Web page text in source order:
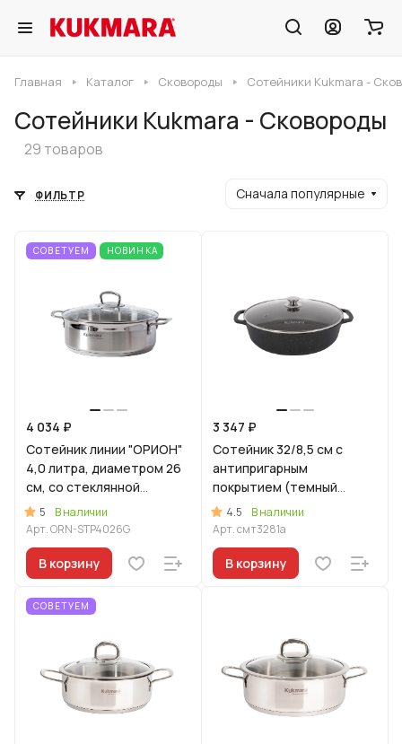
Главная Каталог Сковороды Сотейники Kukmara -
Сотейники Kukmara - Сковороды
29 товаров
ФИЛЬТР Сначала популярные
СОВЕТУЕМ НОВИНКА
4 034 ₽
Сотейник линии "ОРИОН"
4,0 литра, диаметром 26
см, со стеклянной
крышкой
5
В наличии
Арт.ORN-STP4026G
В корзину
3 347 ₽
Сотейник 32/8,5 см с
антипригарным
покрытием (темный
мрамор) со стеклянной
крышкой
4.5
В наличии
Арт.смт3281а
В корзину
СОВЕТУЕМ